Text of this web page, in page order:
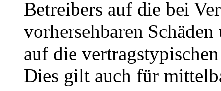
Betreibers auf die bei
vorhersehbaren
auf die
Dies gilt auch für